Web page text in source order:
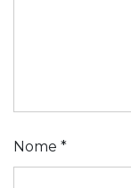
Nome *